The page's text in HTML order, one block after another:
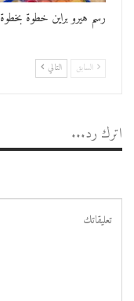
رسم هيرو براين خطوة بخطوة
السابق التالي
اترك رد...